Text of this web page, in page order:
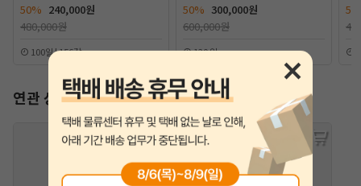
50% 240,000원
480,000원
100일 | 156강
50% 300,000원
600,000원
120 일
연관 상품